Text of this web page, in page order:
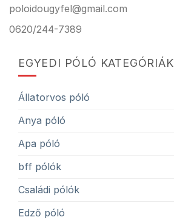
poloidougyfel@gmail.com
0620/244-7389
EGYEDI PÓLÓ KATEGÓRIÁK
Állatorvos póló
Anya póló
Apa póló
bff pólók
Családi pólók
Edző póló